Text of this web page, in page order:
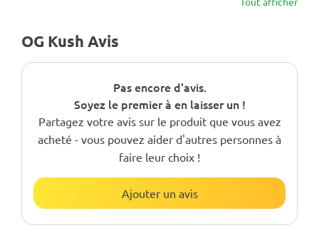
OG Kush Avis
Pas encore d'avis.
Soyez le premier à en laisser un !
Partagez votre avis sur le produit que vous avez
acheté - vous pouvez aider d'autres personnes à
faire leur choix !
Ajouter un avis